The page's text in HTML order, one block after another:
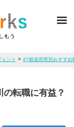
ント > 47都道府県別おすすめ
の転職に有益？